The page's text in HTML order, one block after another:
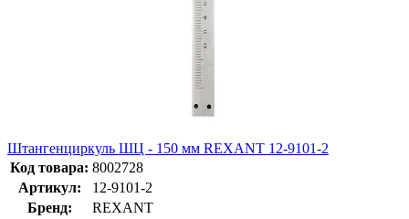
Штангенциркуль ШЦ - 150 мм REXANT 12-9101-2
Код товара: 8002728
Артикул:
12-9101-2
Бренд:
REXANT